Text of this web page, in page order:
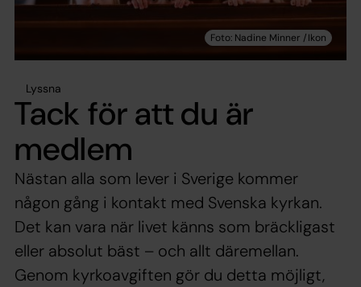
Lyssna
Tack för att du är
medlem
Nästan alla som lever i Sverige kommer
någon gång i kontakt med Svenska kyrkan.
Det kan vara när livet känns som bräckligast
eller absolut bäst – och allt däremellan.
Genom kyrkoavgiften gör du detta möjligt,